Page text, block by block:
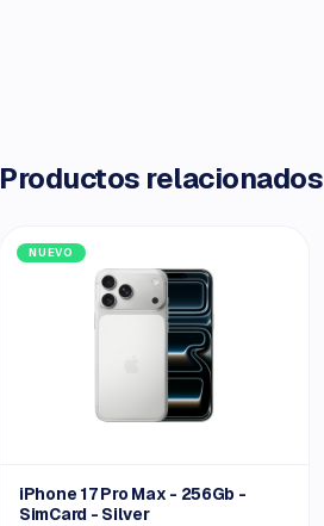
Productos relacionados
NUEVO
iPhone 17 Pro Max - 256Gb -
SimCard - Silver